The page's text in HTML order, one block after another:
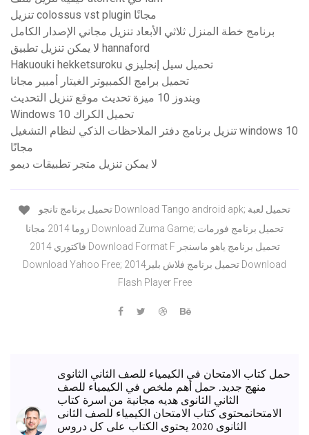
تنزيل colossus vst plugin مجانًا
برنامج خطة المنزل ثلاثي الأبعاد تنزيل مجاني الإصدار الكامل
لا يمكن تنزيل تطبيق hannaford
Hakuouki hekketsuroku تحميل سيل إنجليزي
تحميل برامج الكمبيوتر الغيتار أمبير مجانا
ويندوز 10 ميزة تحديث موقع تنزيل التحديث
Windows 10 تحميل الكراك
تنزيل برنامج دفتر الملاحظات الذكي لنظام التشغيل windows 10
مجانًا
لا يمكن تنزيل متجر تطبيقات ديمو
زوما 2014 مجانا Download Zuma Game; تحميل برنامج فورمات
فاكتوري 2014 Download Format F تحميل برنامج ياهو ماسنجر
Download Yahoo Free; تحميل برنامج فلاش بلير2014 Download
Flash Player Free
حمل كتاب الامتحان في الكيمياء للصف الثاني الثانوى
منهج جديد. حمل أهم ملخص في الكيمياء للصف
الثاني الثانوى هديه مجانية من اسرة كتاب
الامتحانمحتوى كتاب الامتحان الكيمياء للصف الثانى
الثانوى 2020 يحتوى الكتاب على كل دروس